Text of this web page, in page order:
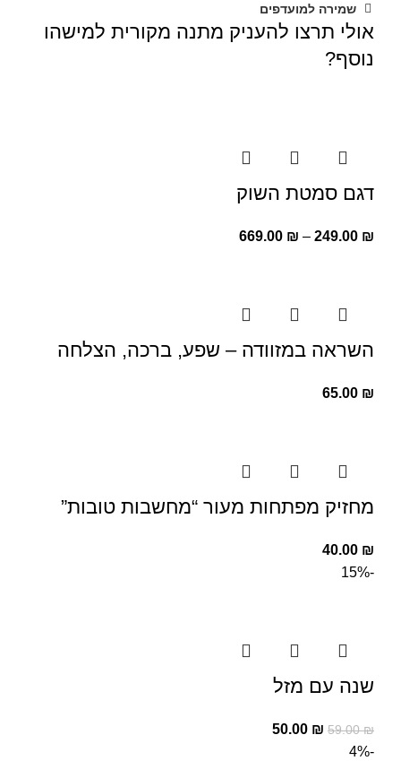
שמירה למועדפים
אולי תרצו להעניק מתנה מקורית למישהו
נוסף?
דגם סמטת השוק
249.00 ₪
–
669.00 ₪
השראה במזוודה – שפע, ברכה, הצלחה
65.00 ₪
מחזיק מפתחות מעור “מחשבות טובות”
40.00 ₪
-15%
שנה עם מזל
59.00₪
50.00 ₪
-4%